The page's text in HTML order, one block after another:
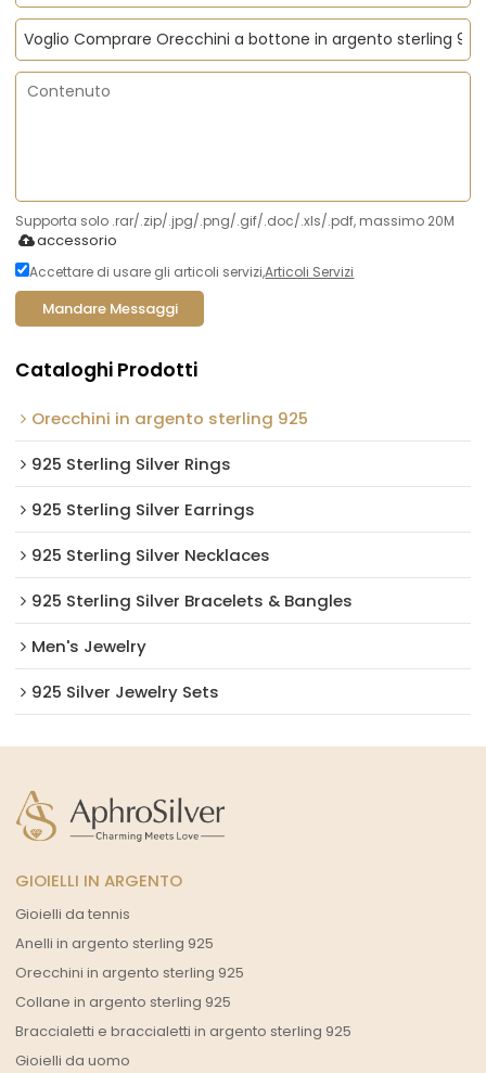
Supporta solo .rar/.zip/.jpg/.png/.gif/.doc/.xls/.pdf, massimo 20M
accessorio
Accettare di usare gli articoli servizi,Articoli Servizi
Mandare Messaggi
Cataloghi Prodotti
Orecchini in argento sterling 925
925 Sterling Silver Rings
925 Sterling Silver Earrings
925 Sterling Silver Necklaces
925 Sterling Silver Bracelets & Bangles
Men's Jewelry
925 Silver Jewelry Sets
GIOIELLI IN ARGENTO
Gioielli da tennis
Anelli in argento sterling 925
Orecchini in argento sterling 925
Collane in argento sterling 925
Braccialetti e braccialetti in argento sterling 925
Gioielli da uomo